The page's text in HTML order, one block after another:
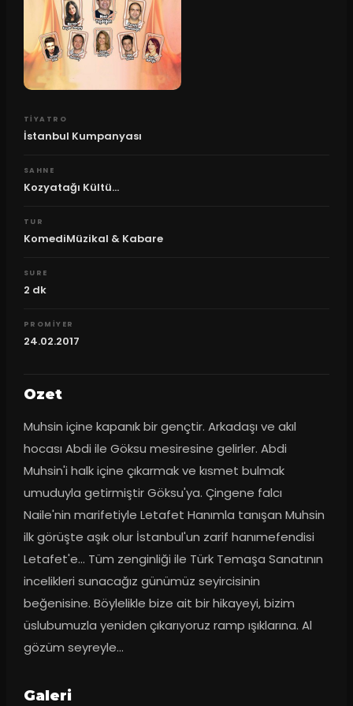
TIYATRO
İstanbul Kumpanyası
SAHNE
Kozyatağı Kültü...
TUR
KomediMüzikal & Kabare
SURE
2 dk
PROMIYER
24.02.2017
Ozet
Muhsin içine kapanık bir gençtir. Arkadaşı ve akıl
hocası Abdi ile Göksu mesiresine gelirler. Abdi
Muhsin'i halk içine çıkarmak ve kısmet bulmak
umuduyla getirmiştir Göksu'ya. Çingene falcı
Naile'nin marifetiyle Letafet Hanımla tanışan Muhsin
ilk görüşte aşık olur İstanbul'un zarif hanımefendisi
Letafet'e... Tüm zenginliği ile Türk Temaşa Sanatının
incelikleri sunacağız günümüz seyircisinin
beğenisine. Böylelikle bize ait bir hikayeyi, bizim
üslubumuzla yeniden çıkarıyoruz ramp ışıklarına. Al
gözüm seyreyle...
Galeri